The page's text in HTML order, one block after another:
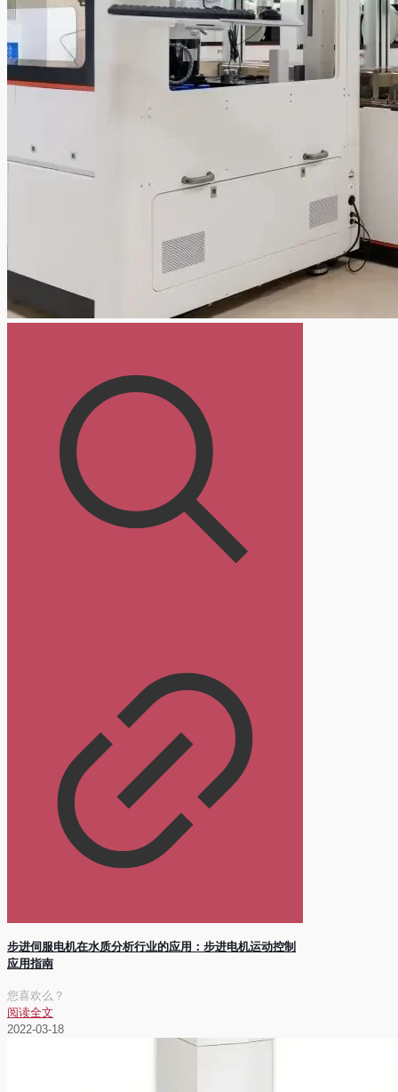
步进伺服电机在水质分析行业的应用：步进电机运动控制
应用指南
您喜欢么？
阅读全文
2022-03-18